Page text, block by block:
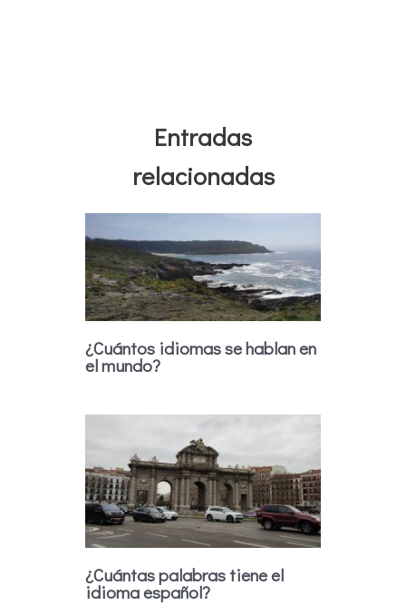
Entradas
relacionadas
¿Cuántos idiomas se hablan en
el mundo?
¿Cuántas palabras tiene el
idioma español?